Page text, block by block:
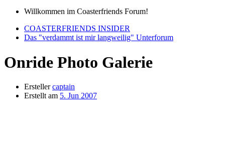
Willkommen im Coasterfriends Forum!
COASTERFRIENDS INSIDER
Das "verdammt ist mir langweilig" Unterforum
Onride Photo Galerie
Ersteller captain
Erstellt am 5. Jun 2007